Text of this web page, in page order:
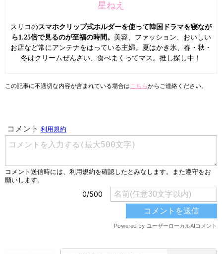
星ねえ
スリコのスマホクリップ式ホルダーを使って韓国ドラマを寝なが
ら1.25倍で見るのが至福の時間。 美容、ファッション、おいしい
お店など常にアンテナをはっている主婦。夏はかき氷、春・秋・
冬はクリームぜんざい、食べまくってマス。推し探し中！
この記事に不適切な内容が含まれている場合はこちらからご連絡ください。